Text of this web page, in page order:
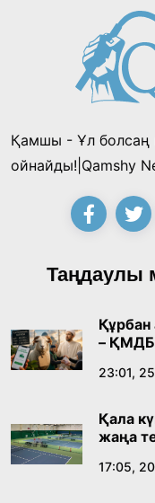
«Тектілер ту
жеңімпаздарын
18:39, 23 Шілде 2026
Қонаев
қабылдады
16:27, 23 Шілде 2026
Қазақ тіліндегі
лингвомәдени
09:21, 21 Шілде 2026
Абайдың адам
18:59, 20 Шілде 2026
Жасанды
Қамшы - Ұл болсаң
ойнайды!|Qamshy
Таңдаулы
Құрбан
–
23:01,
Қала
жаңа
17:05,